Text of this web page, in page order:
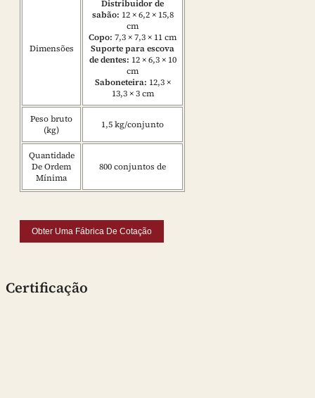
Dimensões
Distribuidor de
sabão: 12 × 6,2 × 15,8
cm
Copo: 7,3 × 7,3 × 11 cm
Suporte para escova
de dentes: 12 × 6,3 × 10
cm
Saboneteira: 12,3 ×
13,3 × 3 cm
Peso bruto
(kg)
1,5 kg/conjunto
Quantidade
De Ordem
Mínima
800 conjuntos de
Obter Uma Fábrica De Cotação
Certificação